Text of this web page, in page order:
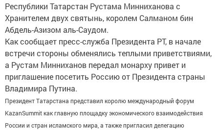
Республики Татарстан Рустама Минниханова с
Хранителем двух святынь, королем Салманом бин
Абдель-Азизом аль-Саудом.
Как сообщает пресс-служба Президента РТ, в начале
встречи стороны обменялись теплыми приветствиями,
а Рустам Минниханов передал монарху привет и
приглашение посетить Россию от Президента страны
Владимира Путина.
Президент Татарстана представил королю международный форум
KazanSummit как главную площадку экономического взаимодействия
России и стран исламского мира, а также пригласил делегацию